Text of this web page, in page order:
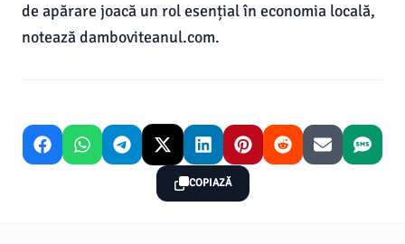
de apărare joacă un rol esențial în economia locală,
notează damboviteanul.com.
COPIAZĂ